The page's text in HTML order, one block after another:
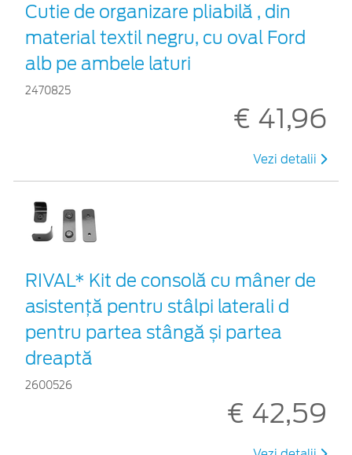
Cutie de organizare pliabilă , din
material textil negru, cu oval Ford
alb pe ambele laturi
2470825
€ 41,96
Vezi detalii
RIVAL* Kit de consolă cu mâner de
asistență pentru stâlpi laterali d
pentru partea stângă și partea
dreaptă
2600526
€ 42,59